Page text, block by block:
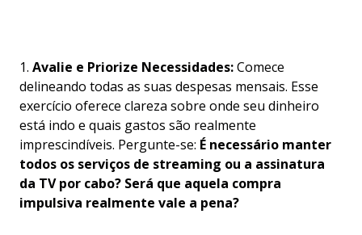
1. Avalie e Priorize Necessidades:Comece
delineando todas as suas despesas mensais. Esse
exercício oferece clareza sobre onde seu dinheiro
está indo e quais gastos são realmente
imprescindíveis. Pergunte-se: É necessário manter
todos os serviços de streaming ou a assinatura
da TV por cabo? Será que aquela compra
impulsiva realmente vale a pena?